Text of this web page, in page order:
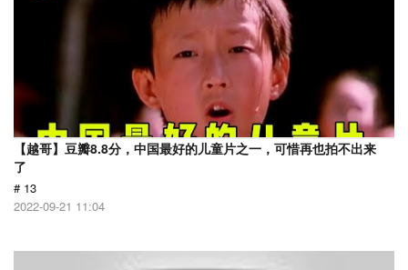
【越哥】豆瓣8.8分，中国最好的儿童片之一，可惜再也拍不出来
了
# 13
2022-09-21 11:04